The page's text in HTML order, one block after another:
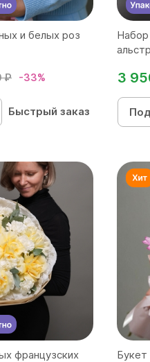
и белых роз
₽ -33%
Быстрый заказ
3
французских
Букет